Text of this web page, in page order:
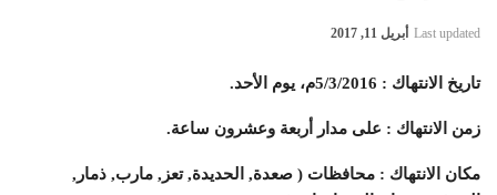
Last updated أبريل 11, 2017
تاريخ الانتهاك : 5/3/2016م، يوم الأحد.
زمن الانتهاك : على مدار أربعة وعشرون ساعة.
مكان الانتهاك : محافظات ( صعدة, الحديدة, تعز, مارب, ذمار,